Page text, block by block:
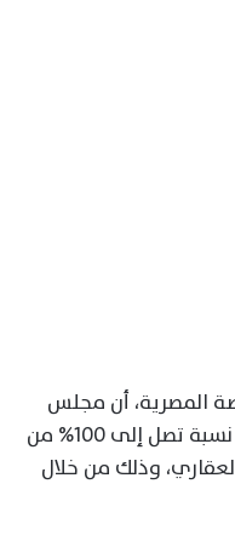
المصرية، أن مجلس
الإدارة وافق على الاستحواذ على نسبة تصل إلى 100% من
وذلك من خلال